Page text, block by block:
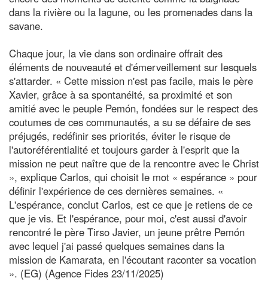
dans la rivière ou la lagune, ou les promenades dans la
savane.
Chaque jour, la vie dans son ordinaire offrait des
éléments de nouveauté et d'émerveillement sur lesquels
s'attarder. « Cette mission n'est pas facile, mais le père
Xavier, grâce à sa spontanéité, sa proximité et son
amitié avec le peuple Pemón, fondées sur le respect des
coutumes de ces communautés, a su se défaire de ses
préjugés, redéfinir ses priorités, éviter le risque de
l'autoréférentialité et toujours garder à l'esprit que la
mission ne peut naître que de la rencontre avec le Christ
», explique Carlos, qui choisit le mot « espérance » pour
définir l'expérience de ces dernières semaines. «
L'espérance, conclut Carlos, est ce que je retiens de ce
que je vis. Et l'espérance, pour moi, c'est aussi d'avoir
rencontré le père Tirso Javier, un jeune prêtre Pemón
avec lequel j'ai passé quelques semaines dans la
mission de Kamarata, en l'écoutant raconter sa vocation
». (EG) (Agence Fides 23/11/2025)